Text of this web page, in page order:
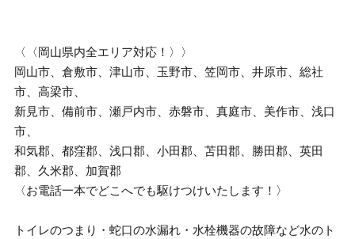
〈〈岡山県内全エリア対応！〉〉
岡山市、倉敷市、津山市、玉野市、笠岡市、井原市、総社
市、高梁市、
新見市、備前市、瀬戸内市、赤磐市、真庭市、美作市、浅口
市、
和気郡、都窪郡、浅口郡、小田郡、苫田郡、勝田郡、英田
郡、久米郡、加賀郡
〈お電話一本でどこへでも駆けつけいたします！〉
トイレのつまり・蛇口の水漏れ・水栓機器の故障など水のト